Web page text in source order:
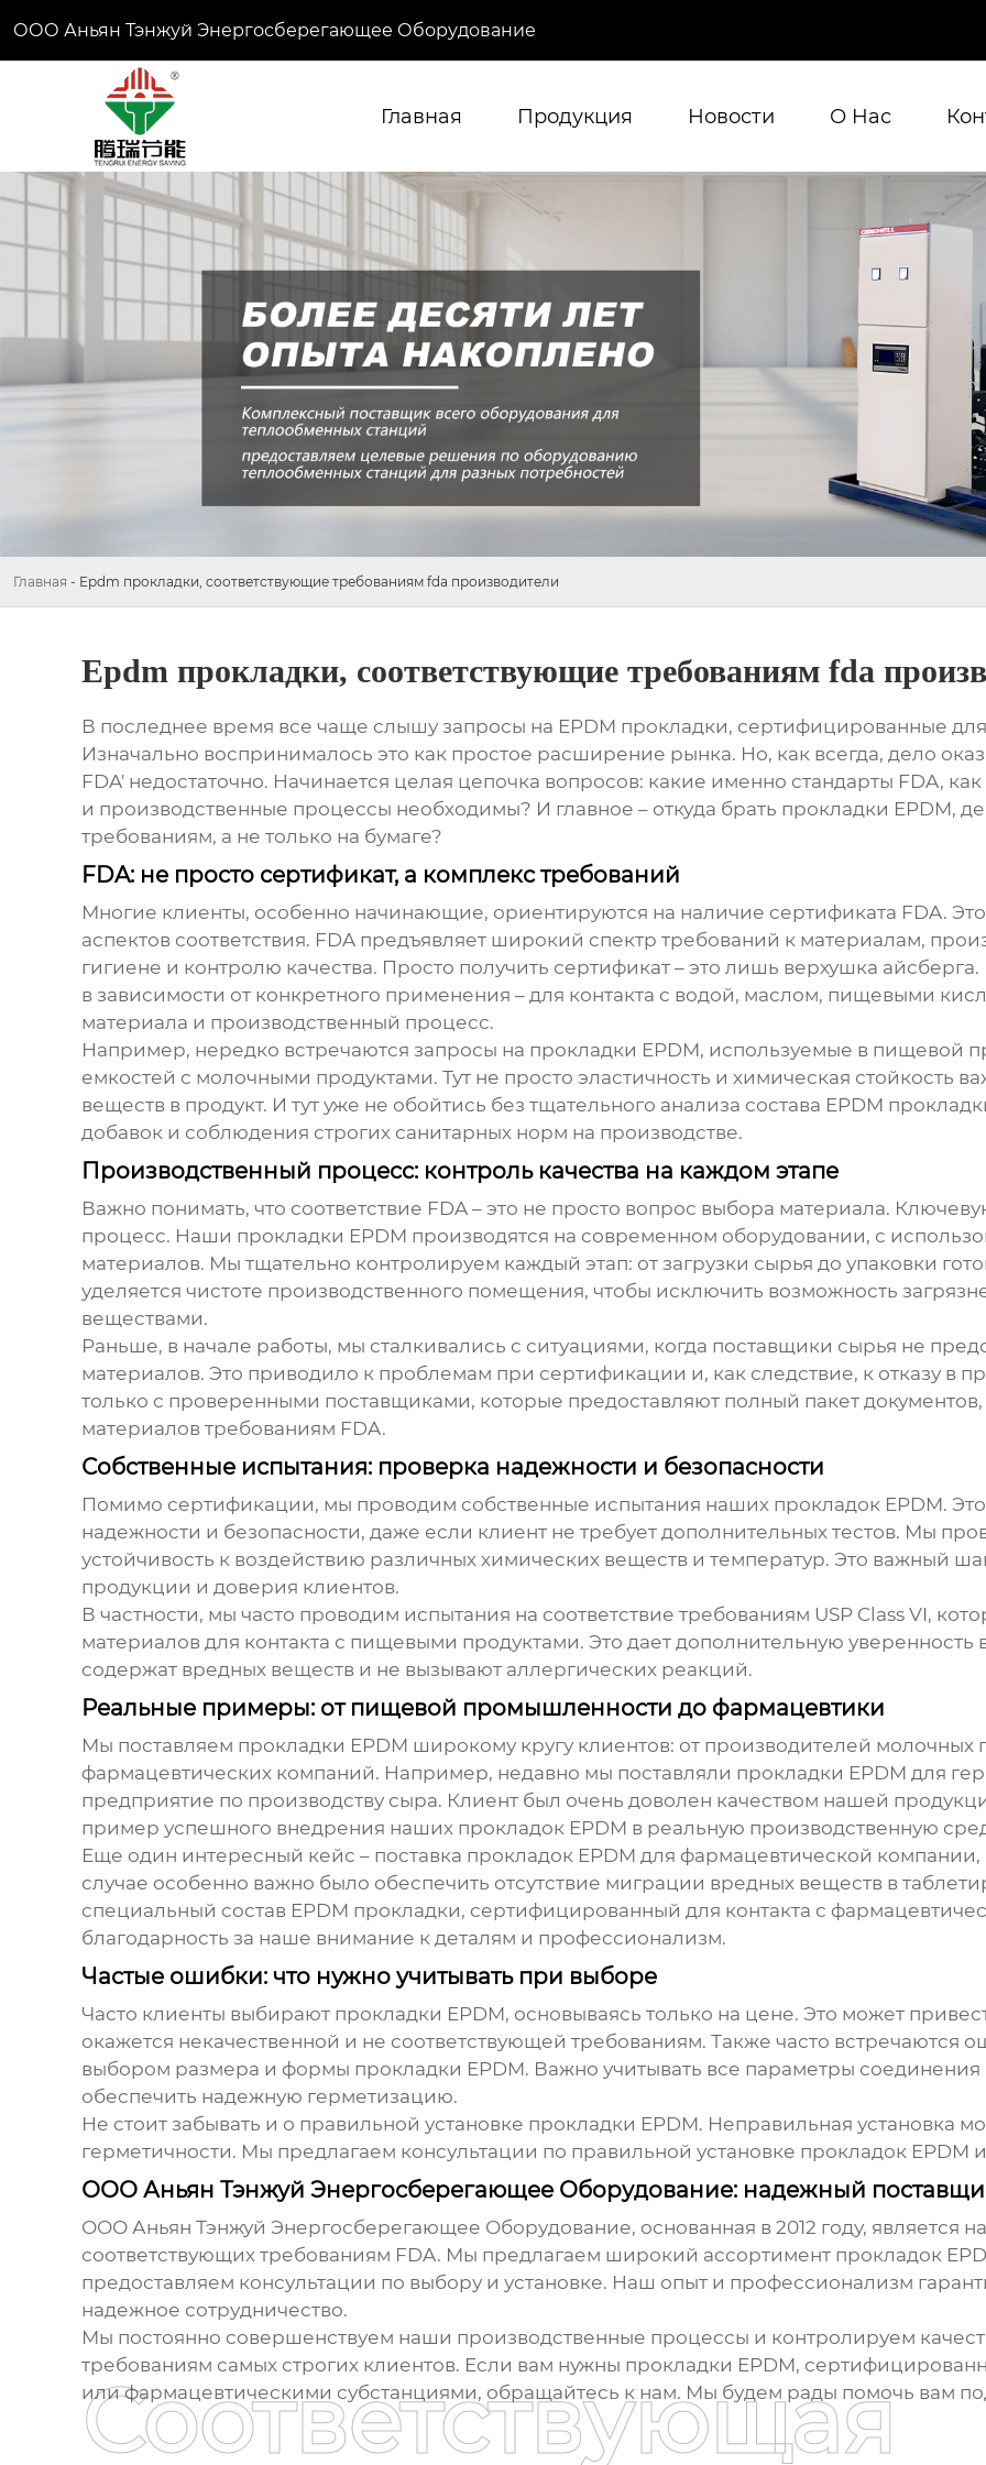
ООО Аньян Тэнжуй Энергосберегающее Оборудование
Главная Продукция Новости О Hас
Главная - Epdm прокладки, соответствующие требованиям fda производители
Epdm прокладки, соответствующие требованиям fda
В последнее время все чаще слышу запросы на EPDM прокладки, сертифицированные
Изначально воспринималось это как простое расширение рынка. Но, как всегда, дело
FDA' недостаточно. Начинается целая цепочка вопросов: какие именно стандарты FDA,
и производственные процессы необходимы? И главное – откуда брать прокладки EPDM,
требованиям, а не только на бумаге?
FDA: не просто сертификат, а комплекс требований
Многие клиенты, особенно начинающие, ориентируются на наличие сертификата FDA.
аспектов соответствия. FDA предъявляет широкий спектр требований к материалам,
гигиене и контролю качества. Просто получить сертификат – это лишь верхушка айсберга.
в зависимости от конкретного применения – для контакта с водой, маслом, пищевыми
материала и производственный процесс.
Например, нередко встречаются запросы на прокладки EPDM, используемые в пищевой
емкостей с молочными продуктами. Тут не просто эластичность и химическая стойкость
веществ в продукт. И тут уже не обойтись без тщательного анализа состава EPDM
добавок и соблюдения строгих санитарных норм на производстве.
Производственный процесс: контроль качества на каждом этапе
Важно понимать, что соответствие FDA – это не просто вопрос выбора материала.
процесс. Наши прокладки EPDM производятся на современном оборудовании, с
материалов. Мы тщательно контролируем каждый этап: от загрузки сырья до упаковки
уделяется чистоте производственного помещения, чтобы исключить возможность
веществами.
Раньше, в начале работы, мы сталкивались с ситуациями, когда поставщики сырья не
материалов. Это приводило к проблемам при сертификации и, как следствие, к отказу в
только с проверенными поставщиками, которые предоставляют полный пакет
материалов требованиям FDA.
Собственные испытания: проверка надежности и безопасности
Помимо сертификации, мы проводим собственные испытания наших прокладок EPDM.
надежности и безопасности, даже если клиент не требует дополнительных тестов. Мы
устойчивость к воздействию различных химических веществ и температур. Это важный
продукции и доверия клиентов.
В частности, мы часто проводим испытания на соответствие требованиям USP Class VI,
материалов для контакта с пищевыми продуктами. Это дает дополнительную уверенность
содержат вредных веществ и не вызывают аллергических реакций.
Реальные примеры: от пищевой промышленности до фармацевтики
Мы поставляем прокладки EPDM широкому кругу клиентов: от производителей молочных
фармацевтических компаний. Например, недавно мы поставляли прокладки EPDM для
предприятие по производству сыра. Клиент был очень доволен качеством нашей
пример успешного внедрения наших прокладок EPDM в реальную производственную
Еще один интересный кейс – поставка прокладок EPDM для фармацевтической
случае особенно важно было обеспечить отсутствие миграции вредных веществ в
специальный состав EPDM прокладки, сертифицированный для контакта с
благодарность за наше внимание к деталям и профессионализм.
Частые ошибки: что нужно учитывать при выборе
Часто клиенты выбирают прокладки EPDM, основываясь только на цене. Это может
окажется некачественной и не соответствующей требованиям. Также часто встречаются
выбором размера и формы прокладки EPDM. Важно учитывать все параметры
обеспечить надежную герметизацию.
Не стоит забывать и о правильной установке прокладки EPDM. Неправильная установка
герметичности. Мы предлагаем консультации по правильной установке прокладок EPDM
ООО Аньян Тэнжуй Энергосберегающее Оборудование: надежный
ООО Аньян Тэнжуй Энергосберегающее Оборудование, основанная в 2012 году, является
соответствующих требованиям FDA. Мы предлагаем широкий ассортимент прокладок
предоставляем консультации по выбору и установке. Наш опыт и профессионализм
надежное сотрудничество.
Мы постоянно совершенствуем наши производственные процессы и контролируем
требованиям самых строгих клиентов. Если вам нужны прокладки EPDM,
или фармацевтическими субстанциями, обращайтесь к нам. Мы будем рады помочь вам
Соответствующая